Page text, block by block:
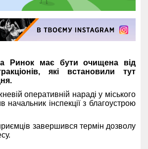
Ринок має бути очищена від
які встановили тут
оперативній нараді у міського
начальник інспекції з благоустрою
завершився термін дозволу